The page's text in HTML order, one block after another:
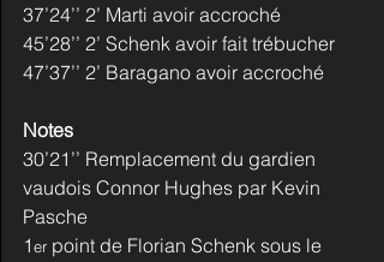
37’24’’ 2’ Marti avoir accroché
45’28’’ 2’ Schenk avoir fait trébucher
47’37’’ 2’ Baragano avoir accroché
Notes
30’21’’ Remplacement du gardien
vaudois Connor Hughes par Kevin
Pasche
1er point de Florian Schenk sous le